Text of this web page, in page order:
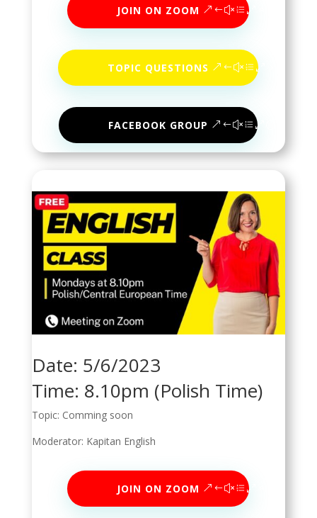
JOIN ON ZOOM
TOPIC QUESTIONS
FACEBOOK GROUP
Date: 5/6/2023
Time: 8.10pm (Polish Time)
Topic: Comming soon
Moderator: Kapitan English
JOIN ON ZOOM